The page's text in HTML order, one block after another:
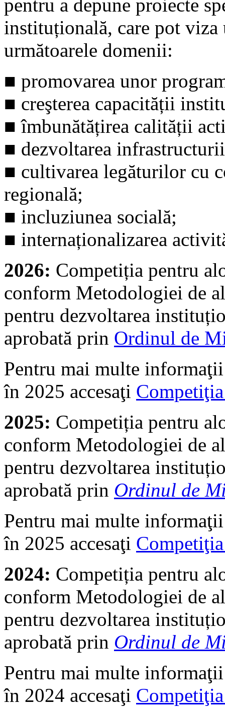
pentru a depune proiecte
instituțională, care pot
următoarele domenii:
■ promovarea unor
■ creşterea capacității
■ îmbunătățirea calității
■ dezvoltarea
■ cultivarea legăturilor cu
regională;
■ incluziunea socială;
■ internaționalizarea
2026: Competiția pentru
conform Metodologiei de
pentru dezvoltarea
aprobată prin Ordinul de
Pentru mai multe
în 2025 accesaţi
2025: Competiția pentru
conform Metodologiei de
pentru dezvoltarea
aprobată prin Ordinul de
Pentru mai multe
în 2025 accesaţi
2024: Competiția pentru
conform Metodologiei de
pentru dezvoltarea
aprobată prin Ordinul de
Pentru mai multe
în 2024 accesaţi